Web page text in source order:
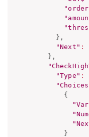
} ,
"Next" :
} ,
"Type" :
{
}